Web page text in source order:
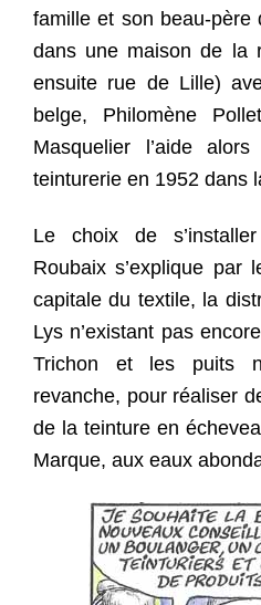
famille et son beau-père
dans une maison de la
ensuite rue de Lille)
belge, Philomène
Masquelier l’aide
teinturerie en 1952 dans
Le choix de
Roubaix s’explique par
capitale du textile, la
Lys n’existant pas
Trichon et les puits
revanche, pour réaliser
de la teinture en
Marque, aux eaux